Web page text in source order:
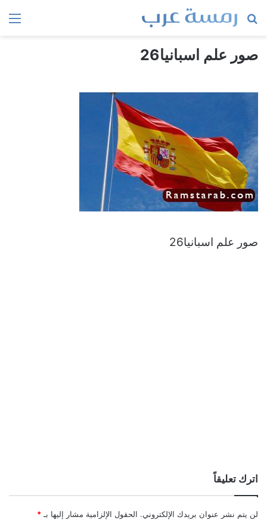
بحث
صور علم اسبانيا26
صور علم اسبانيا26
اترك تعليقاً
لن يتم نشر عنوان بريدك الإلكتروني. الحقول الإلزامية مشار إليها بـ *